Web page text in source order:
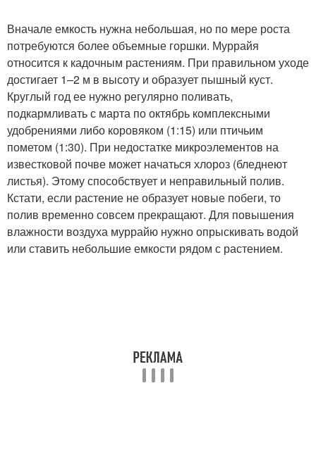
Вначале емкость нужна небольшая, но по мере роста
потребуются более объемные горшки. Муррайя
относится к кадочным растениям. При правильном уходе
достигает 1–2 м в высоту и образует пышный куст.
Круглый год ее нужно регулярно поливать,
подкармливать с марта по октябрь комплексными
удобрениями либо коровяком (1:15) или птичьим
пометом (1:30). При недостатке микроэлементов на
известковой почве может начаться хлороз (бледнеют
листья). Этому способствует и неправильный полив.
Кстати, если растение не образует новые побеги, то
полив временно совсем прекращают. Для повышения
влажности воздуха муррайю нужно опрыскивать водой
или ставить небольшие емкости рядом с растением.